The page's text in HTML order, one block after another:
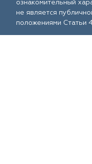
ознакомительный
не является
положениями Статьи